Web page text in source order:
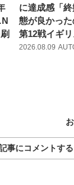
に達成感「
態が良かっ
第12戦イギ
2026.08.09
事にコメントする